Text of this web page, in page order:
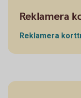
Reklamera
Reklamera